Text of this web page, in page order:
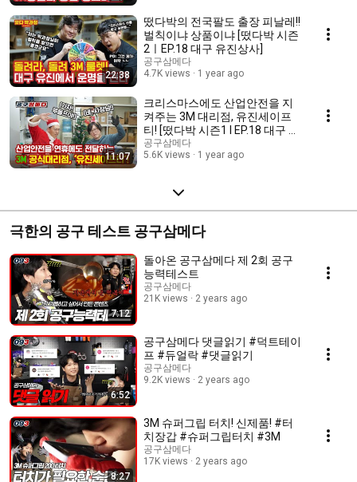
22:38
떴다박의 전국팔도 출장 피날레!!
벌칙이냐 상품이냐 [떴다박 시즌
2ㅣEP.18 대구 유진상사]
공구삼메다
4.7K views
1 year ago
11:07
크리스마스에도 산업안전을 지
켜주는 3M 대리점, 유진세이프
티! [떴다박 시즌1 I EP.18 대구 유
진세이프티]
공구삼메다
5.6K views
1 year ago
극한의 공구 테스트 공구삼메다
7:12
돌아온 공구삼메다 제 2회 공구
능력테스트
공구삼메다
21K views
2 years ago
6:52
공구삼메다 댓글읽기 #덕트테이
프 #듀얼락 #댓글읽기
공구삼메다
9.2K views
2 years ago
8:27
3M 슈퍼그립 터치! 신제품! #터
치장갑 #슈퍼그립터치 #3M
공구삼메다
17K views
2 years ago